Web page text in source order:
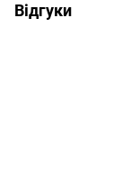
Відгуки